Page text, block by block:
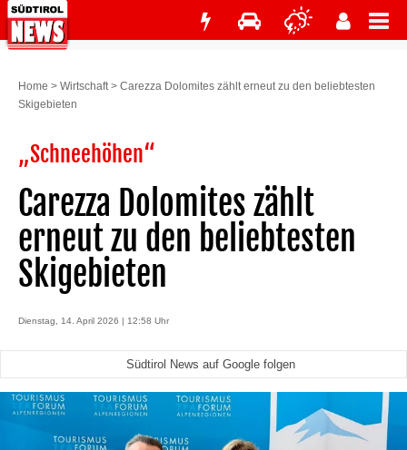
Home > Wirtschaft> Carezza Dolomites zählt erneut zu den beliebtesten
Skigebieten
„Schneehöhen“
Carezza Dolomites zählt
erneut zu den beliebtesten
Skigebieten
Dienstag, 14. April 2026 | 12:58 Uhr
Südtirol News auf Google folgen